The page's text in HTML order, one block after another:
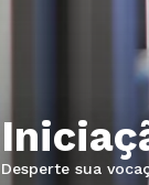
Desperte sua